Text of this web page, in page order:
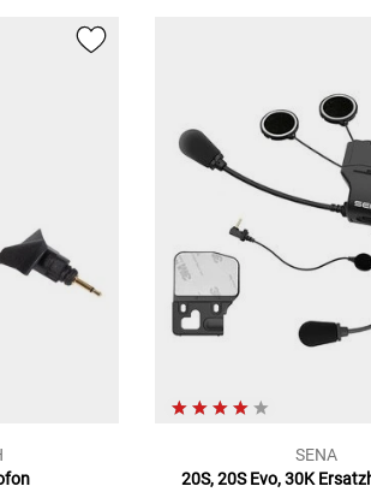
SENA
20S, 20S Evo, 30K